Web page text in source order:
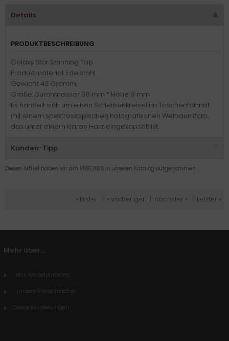
Details
PRODUKTBESCHREIBUNG
Galaxy Star Spinning Top
Produktmaterial: Edelstahl
Gewicht: 43 Gramm
Größe: Durchmesser 38 mm * Höhe 9 mm
Es handelt sich um einen Scheibenkreisel im Taschenformat
mit einem spektroskopischen holografischen Weltraumfoto,
das unter einem klaren Harz eingekapselt ist.
Kunden-Tipp
Diesen Artikel haben wir am 14.05.2025 in unseren Katalog aufgenommen.
« Erster « vorheriger nächster » Letzter »
Mehr über...
... das Kreiselparadies
... unsere Kreiselmacher
Cookie Einstellungen